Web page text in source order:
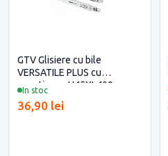
In stoc
GTV Glisiere cu bile
VERSATILE PLUS cu
amortizare, H45XL400 mm
36,90 lei